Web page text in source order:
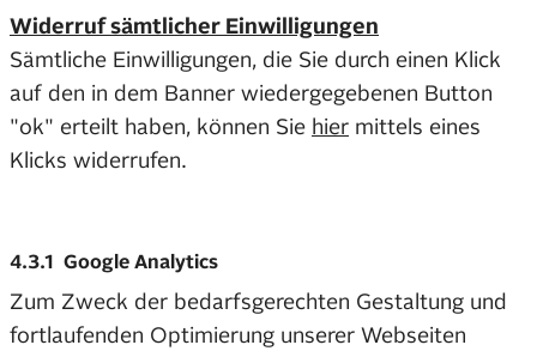
Widerruf sämtlicher Einwilligungen
Sämtliche Einwilligungen, die Sie durch einen Klick
auf den in dem Banner wiedergegebenen Button
"ok" erteilt haben, können Sie hier mittels eines
Klicks widerrufen.
4.3.1 Google Analytics
Zum Zweck der bedarfsgerechten Gestaltung und
fortlaufenden Optimierung unserer Webseiten